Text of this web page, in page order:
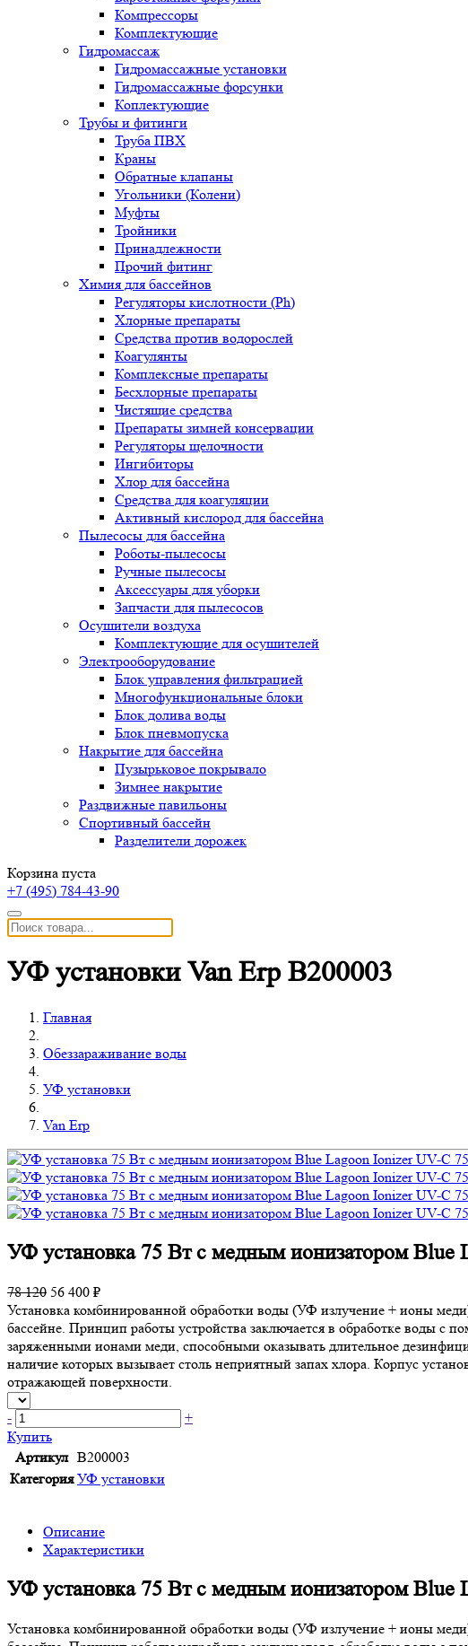
Компрессоры
Комплектующие
Гидромассаж
Гидромассажные установки
Гидромассажные форсунки
Коплектующие
Трубы и фитинги
Труба ПВХ
Краны
Обратные клапаны
Угольники (Колени)
Муфты
Тройники
Принадлежности
Прочий фитинг
Химия для бассейнов
Регуляторы кислотности (Ph)
Хлорные препараты
Средства против водорослей
Коагулянты
Комплексные препараты
Бесхлорные препараты
Чистящие средства
Препараты зимней консервации
Регуляторы щелочности
Ингибиторы
Хлор для бассейна
Средства для коагуляции
Активный кислород для бассейна
Пылесосы для бассейна
Роботы-пылесосы
Ручные пылесосы
Аксессуары для уборки
Запчасти для пылесосов
Осушители воздуха
Комплектующие для осушителей
Электрооборудование
Блок управления фильтрацией
Многофункциональные блоки
Блок долива воды
Блок пневмопуска
Накрытие для бассейна
Пузырьковое покрывало
Зимнее накрытие
Раздвижные павильоны
Спортивный бассейн
Разделители дорожек
Корзина пуста
+7 (495) 784-43-90
УФ установки Van Erp B200003
Главная
Обеззараживание воды
УФ установки
Van Erp
УФ установка 75 Вт с медным ионизатором Blue
78 120 56 400 ₽
Установка комбинированной обработки воды (УФ излучение + ионы
бассейне. Принцип работы устройства заключается в обработке воды
заряженными ионами меди, способными оказывать длительное
наличие которых вызывает столь неприятный запах хлора. Корпус
отражающей поверхности.
-
+
Купить
Артикул B200003
Категория УФ установки
Описание
Характеристики
УФ установка 75 Вт с медным ионизатором Blue
Установка комбинированной обработки воды (УФ излучение + ионы